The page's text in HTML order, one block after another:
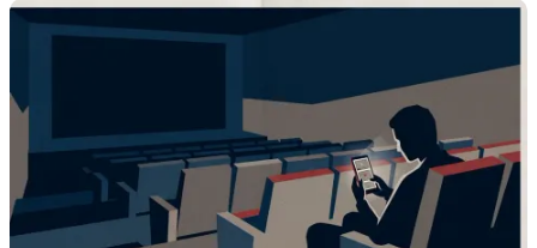
Dilema Bioskop Sepi di Tengah Pergeseran Budaya
2 hari yang lalu